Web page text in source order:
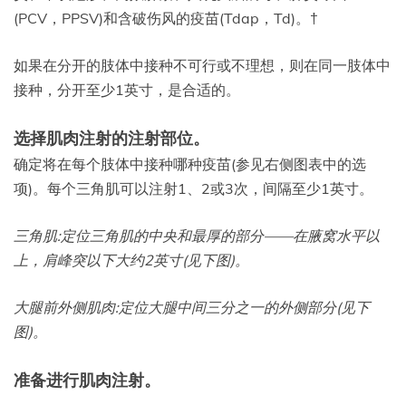
(PCV，PPSV)和含破伤风的疫苗(Tdap，Td)。†
如果在分开的肢体中接种不可行或不理想，则在同一肢体中
接种，分开至少1英寸，是合适的。
选择肌肉注射的注射部位。
确定将在每个肢体中接种哪种疫苗(参见右侧图表中的选
项)。每个三角肌可以注射1、2或3次，间隔至少1英寸。
三角肌:定位三角肌的中央和最厚的部分——在腋窝水平以
上，肩峰突以下大约2英寸(见下图)。
大腿前外侧肌肉:定位大腿中间三分之一的外侧部分(见下
图)。
准备进行肌肉注射。